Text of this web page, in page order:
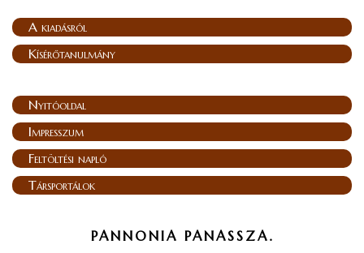
A kiadásról
Kísérőtanulmány
Nyitóoldal
Impresszum
Feltöltési napló
Társportálok
PANNONIA PANASSZA.